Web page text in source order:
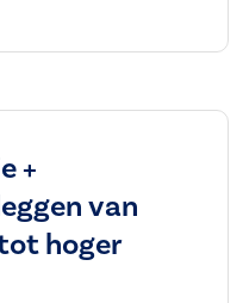
+
van
hoger